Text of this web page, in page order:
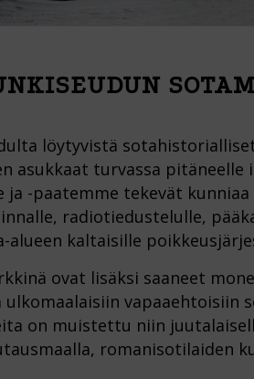
löytyvistä
asukkaat turvassa
-paatemme tekevät
radiotiedustelulle,
alueen kaltaisille
ovat lisäksi saaneet
vapaaehtoisiin
on muistettu niin
romanisotilaiden